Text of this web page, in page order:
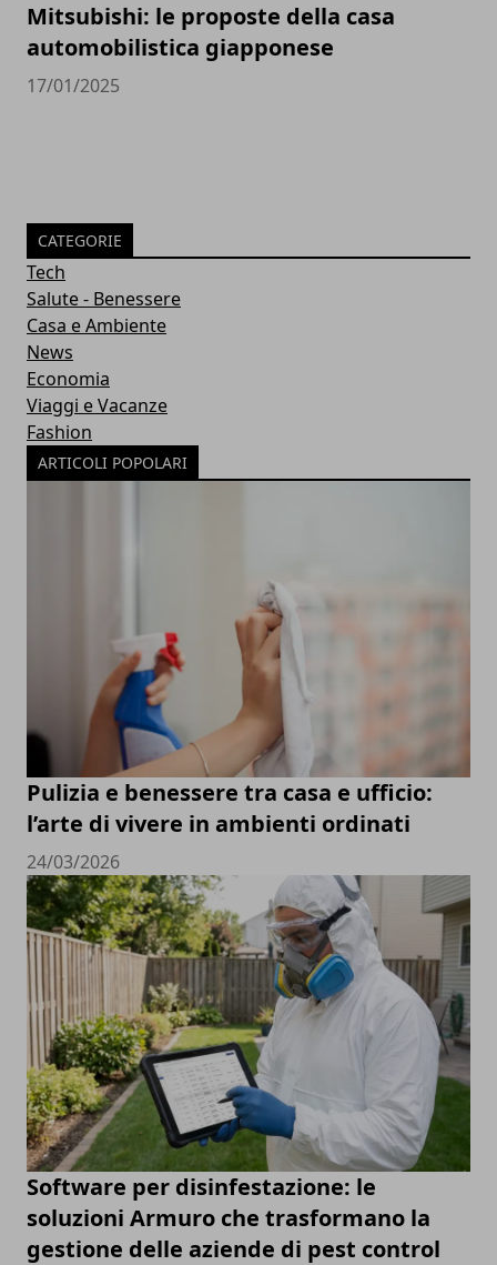
Mitsubishi: le proposte della casa
automobilistica giapponese
17/01/2025
CATEGORIE
Tech
Salute - Benessere
Casa e Ambiente
News
Economia
Viaggi e Vacanze
Fashion
ARTICOLI POPOLARI
Pulizia e benessere tra casa e ufficio:
l’arte di vivere in ambienti ordinati
24/03/2026
Software per disinfestazione: le
soluzioni Armuro che trasformano la
gestione delle aziende di pest control